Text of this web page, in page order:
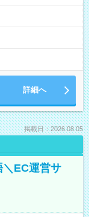
詳細へ
掲載日：2026.08.05
EC運営サ